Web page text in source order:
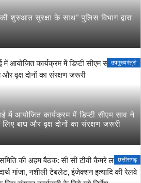
शुरुआत सुरक्षा के साथ” पुलिस विभाग द्वारा
उपमुख्यमंत्री
में आयोजित कार्यक्रम में डिप्टी सीएम साव ने
बाघ और वृक्ष दोनों का संरक्षण जरूरी
छत्तीसगढ़